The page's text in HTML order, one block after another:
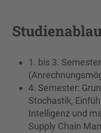
1. bis 3.
4. Semester:
Stochastik,
Intelligenz und
Supply Chain